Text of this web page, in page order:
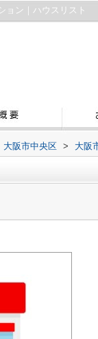
ョン｜ハウスリスト
大阪市中央区 > 大阪